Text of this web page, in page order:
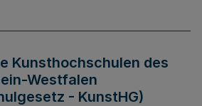
Kunsthochschulen des
Westfalen
- KunstHG)